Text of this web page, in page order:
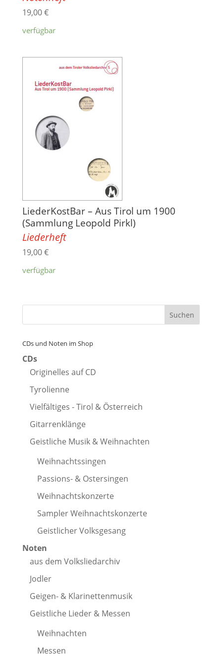
19,00€
verfügbar
LiederKostBar – Aus Tirol um 1900
(Sammlung Leopold Pirkl)
Liederheft
19,00€
verfügbar
CDs und Noten im Shop
CDs
Originelles auf CD
Tyrolienne
Vielfältiges - Tirol & Österreich
Gitarrenklänge
Geistliche Musik & Weihnachten
Weihnachtssingen
Passions- & Ostersingen
Weihnachtskonzerte
Sampler Weihnachtskonzerte
Geistlicher Volksgesang
Noten
aus dem Volksliedarchiv
Jodler
Geigen- & Klarinettenmusik
Geistliche Lieder & Messen
Weihnachten
Messen